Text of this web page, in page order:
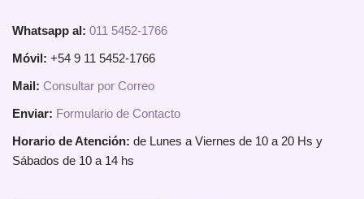
Whatsapp al: 011 5452-1766
Móvil: +54 9 11 5452-1766
Mail: Consultar por Correo
Enviar: Formulario de Contacto
Horario de Atención: de Lunes a Viernes de 10 a 20 Hs y
Sábados de 10 a 14 hs